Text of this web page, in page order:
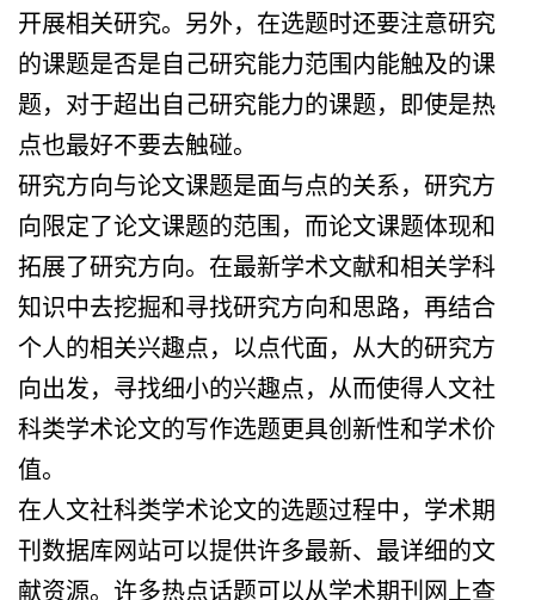
开展相关研究。另外，在选题时还要注意研究
的课题是否是自己研究能力范围内能触及的课
题，对于超出自己研究能力的课题，即使是热
点也最好不要去触碰。
研究方向与论文课题是面与点的关系，研究方
向限定了论文课题的范围，而论文课题体现和
拓展了研究方向。在最新学术文献和相关学科
知识中去挖掘和寻找研究方向和思路，再结合
个人的相关兴趣点，以点代面，从大的研究方
向出发，寻找细小的兴趣点，从而使得人文社
科类学术论文的写作选题更具创新性和学术价
值。
在人文社科类学术论文的选题过程中，学术期
刊数据库网站可以提供许多最新、最详细的文
献资源。许多热点话题可以从学术期刊网上查